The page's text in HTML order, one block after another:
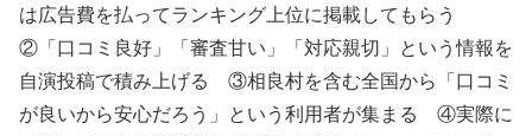
は広告費を払ってランキング上位に掲載してもらう
②「口コミ良好」「審査甘い」「対応親切」という情報を
自演投稿で積み上げる ③相良村を含む全国から「口コミ
が良いから安心だろう」という利用者が集まる ④実際に